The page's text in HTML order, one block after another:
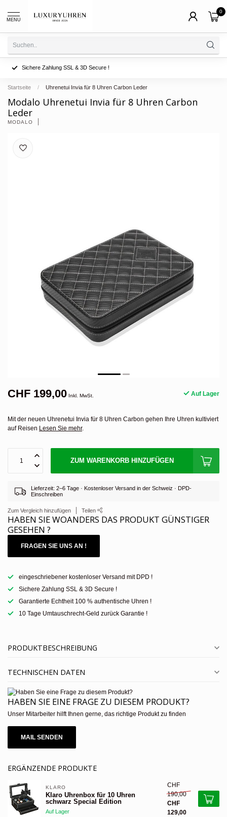
MENU
0
Sichere Zahlung SSL & 3D Secure !
Startseite / Uhrenetui Invia für 8 Uhren Carbon Leder
Modalo Uhrenetui Invia für 8 Uhren Carbon
Leder
MODALO
CHF 199,00 Inkl. MwSt. Auf Lager
Mit der neuen Uhrenetui Invia für 8 Uhren Carbon gehen Ihre Uhren kultiviert
auf Reisen Lesen Sie mehr.
ZUM WARENKORB HINZUFÜGEN
Lieferzeit: 2–6 Tage · Kostenloser Versand in der Schweiz · DPD-
Einschreiben
Zum Vergleich hinzufügen Teilen
HABEN SIE WOANDERS DAS PRODUKT GÜNSTIGER
GESEHEN ?
FRAGEN SIE UNS AN !
eingeschriebener kostenloser Versand mit DPD !
Sichere Zahlung SSL & 3D Secure !
Garantierte Echtheit 100 % authentische Uhren !
10 Tage Umtauschrecht-Geld zurück Garantie !
PRODUKTBESCHREIBUNG
TECHNISCHEN DATEN
HABEN SIE EINE FRAGE ZU DIESEM PRODUKT?
Unser Mitarbeiter hilft Ihnen gerne, das richtige Produkt zu finden
MAIL SENDEN
ERGÄNZENDE PRODUKTE
KLARO
Klaro Uhrenbox für 10 Uhren
schwarz Special Edition
Auf Lager
CHF
190,00
CHF
129,00